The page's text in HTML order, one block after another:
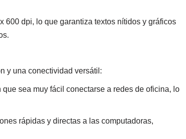
600 dpi, lo que garantiza textos nítidos y gráficos
y una conectividad versátil:
sea muy fácil conectarse a redes de oficina, lo
rápidas y directas a las computadoras,